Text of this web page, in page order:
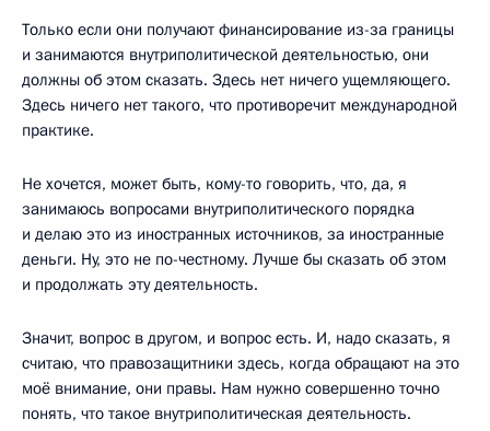
Только если они получают финансирование из-за границы
и занимаются внутриполитической деятельностью, они
должны об этом сказать. Здесь нет ничего ущемляющего.
Здесь ничего нет такого, что противоречит международной
практике.
Не хочется, может быть, кому-то говорить, что, да, я
занимаюсь вопросами внутриполитического порядка
и делаю это из иностранных источников, за иностранные
деньги. Ну, это не по-честному. Лучше бы сказать об этом
и продолжать эту деятельность.
Значит, вопрос в другом, и вопрос есть. И, надо сказать, я
считаю, что правозащитники здесь, когда обращают на это
моё внимание, они правы. Нам нужно совершенно точно
понять, что такое внутриполитическая деятельность.